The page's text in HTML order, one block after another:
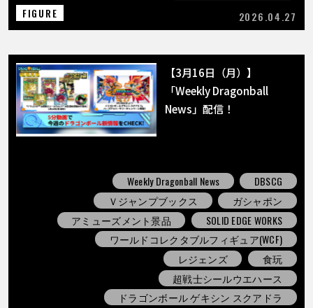
FIGURE
2026.04.27
【3月16日（月）】
「Weekly Dragonball
News」配信！
Weekly Dragonball News
DBSCG
Ｖジャンプブックス
ガシャポン
アミューズメント景品
SOLID EDGE WORKS
ワールドコレクタブルフィギュア(WCF)
レジェンズ
食玩
超戦士シールウエハース
ドラゴンボール ゲキシン スクアドラ